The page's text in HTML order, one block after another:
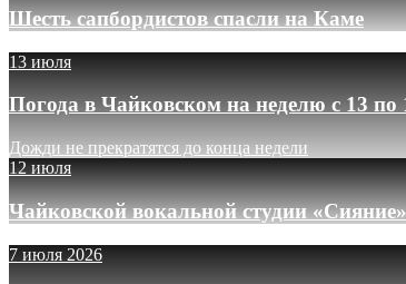
Шесть сапбордистов спасли на Каме
13 июля
Погода в Чайковском на неделю с 13
Дожди не прекратятся до конца недели
12 июля
Чайковской вокальной студии
7 июля 2026